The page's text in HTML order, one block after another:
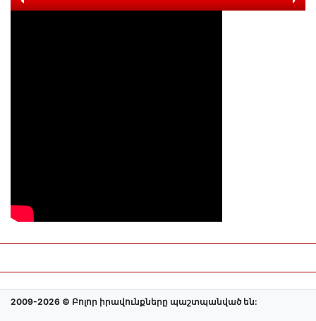
2009-2026 © Բոլոր իրավունքները պաշտպանված են: